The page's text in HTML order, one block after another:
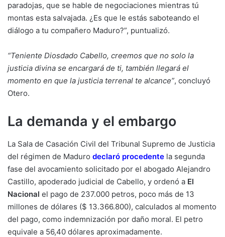
paradojas, que se hable de negociaciones mientras tú
montas esta salvajada. ¿Es que le estás saboteando el
diálogo a tu compañero Maduro?”, puntualizó.
“Teniente Diosdado Cabello, creemos que no solo la
justicia divina se encargará de ti, también llegará el
momento en que la justicia terrenal te alcance”, concluyó
Otero.
La demanda y el embargo
La Sala de Casación Civil del Tribunal Supremo de Justicia
del régimen de Maduro declaró procedente la segunda
fase del avocamiento solicitado por el abogado Alejandro
Castillo, apoderado judicial de Cabello, y ordenó a El
Nacional el pago de 237.000 petros, poco más de 13
millones de dólares ($ 13.366.800), calculados al momento
del pago, como indemnización por daño moral. El petro
equivale a 56,40 dólares aproximadamente.